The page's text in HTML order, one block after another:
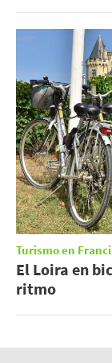
Turismo en
El Loira en
ritmo